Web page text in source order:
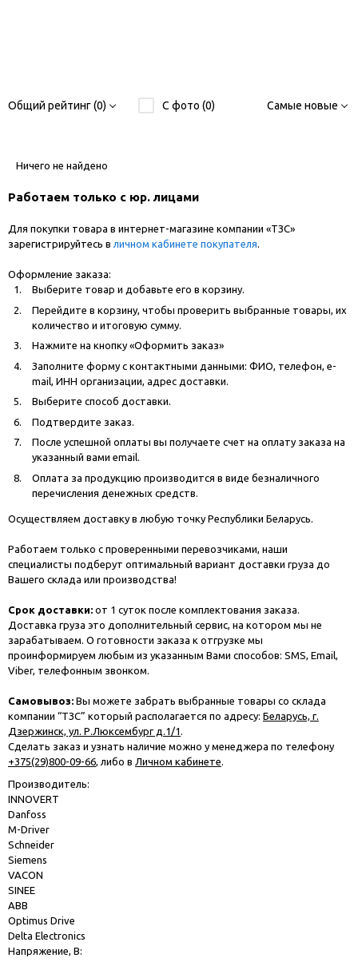
Общий рейтинг (0) С фото (0) Самые новые
Ничего не найдено
Работаем только с юр. лицами
Для покупки товара в интернет-магазине компании «ТЗС»
зарегистрируйтесь в личном кабинете покупателя.
Оформление заказа:
Выберите товар и добавьте его в корзину.
Перейдите в корзину, чтобы проверить выбранные товары, их
количество и итоговую сумму.
Нажмите на кнопку «Оформить заказ»
Заполните форму с контактными данными: ФИО, телефон, e-
mail, ИНН организации, адрес доставки.
Выберите способ доставки.
Подтвердите заказ.
После успешной оплаты вы получаете счет на оплату заказа на
указанный вами email.
Оплата за продукцию производится в виде безналичного
перечисления денежных средств.
Осуществляем доставку в любую точку Республики Беларусь.
Работаем только с проверенными перевозчиками, наши
специалисты подберут оптимальный вариант доставки груза до
Вашего склада или производства!
Срок доставки: от 1 суток после комплектования заказа.
Доставка груза это дополнительный сервис, на котором мы не
зарабатываем. О готовности заказа к отгрузке мы
проинформируем любым из указанным Вами способов: SMS, Email,
Viber, телефонным звонком.
Самовывоз: Вы можете забрать выбранные товары со склада
компании “ТЗС” который располагается по адресу: Беларусь, г.
Дзержинск, ул. Р.Люксембург д.1/1
Сделать заказ и узнать наличие можно у менеджера по телефону
+375(29)800-09-66 , либо в Личном кабинете
Производитель:
INNOVERT
Danfoss
M-Driver
Schneider
Siemens
VACON
SINEE
ABB
Optimus Drive
Delta Electronics
Напряжение, В: